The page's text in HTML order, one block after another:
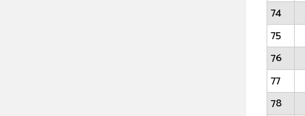
74
75
76
77
78